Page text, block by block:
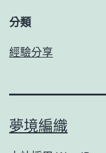
分類
經驗分享
夢境編織